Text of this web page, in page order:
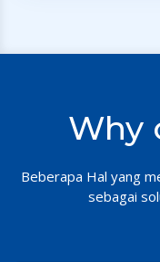
Why
Beberapa Hal yang
sebagai